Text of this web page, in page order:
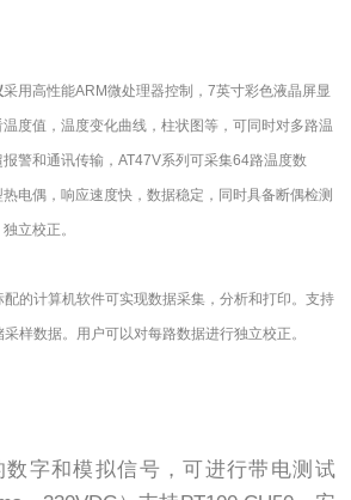
采用高性能ARM微处理器控制，7英寸彩色液晶屏显
度值，温度变化曲线，柱状图等，可同时对多路温
警和通讯传输，AT47V系列可采集64路温度数
热电偶，响应速度快，数据稳定，同时具备断偶检测
立校正。
配的计算机软件可实现数据采集，分析和打印。支持
样数据。用户可以对每路数据进行独立校正。
字和模拟信号，可进行带电测试